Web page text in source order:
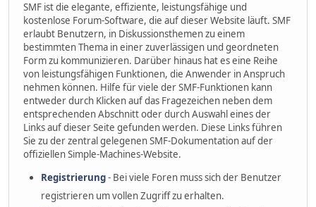
SMF ist die elegante, effiziente, leistungsfähige und
kostenlose Forum-Software, die auf dieser Website läuft. SMF
erlaubt Benutzern, in Diskussionsthemen zu einem
bestimmten Thema in einer zuverlässigen und geordneten
Form zu kommunizieren. Darüber hinaus hat es eine Reihe
von leistungsfähigen Funktionen, die Anwender in Anspruch
nehmen können. Hilfe für viele der SMF-Funktionen kann
entweder durch Klicken auf das Fragezeichen neben dem
entsprechenden Abschnitt oder durch Auswahl eines der
Links auf dieser Seite gefunden werden. Diese Links führen
Sie zu der zentral gelegenen SMF-Dokumentation auf der
offiziellen Simple-Machines-Website.
Registrierung- Bei viele Foren muss sich der Benutzer
registrieren um vollen Zugriff zu erhalten.